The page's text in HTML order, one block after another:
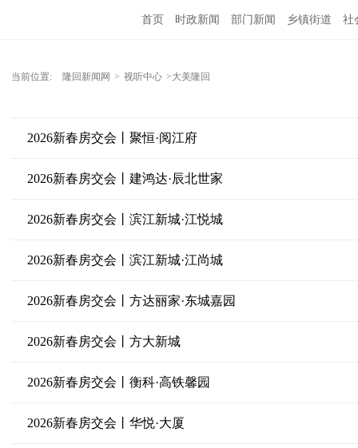
首页 时政新闻 部门新闻 乡镇街道 社
当前位置: 隆回新闻网 > 视听中心 >大美隆回
2026新春房交会丨聚恒·阅江府
2026新春房交会丨建鸿达·辰北世家
2026新春房交会丨滨江新城·江悦城
2026新春房交会丨滨江新城·江尚城
2026新春房交会丨方达丽家·东城嘉园
2026新春房交会丨方大新城
2026新春房交会丨衡科·高铁馨园
2026新春房交会丨华悦·大厦